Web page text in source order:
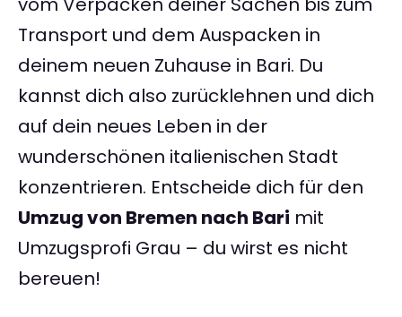
Transport und dem Auspacken in
deinem neuen Zuhause in Bari. Du
kannst dich also zurücklehnen und dich
auf dein neues Leben in der
wunderschönen italienischen Stadt
konzentrieren. Entscheide dich für den
Umzug von Bremen nach Bari mit
Umzugsprofi Grau – du wirst es nicht
bereuen!